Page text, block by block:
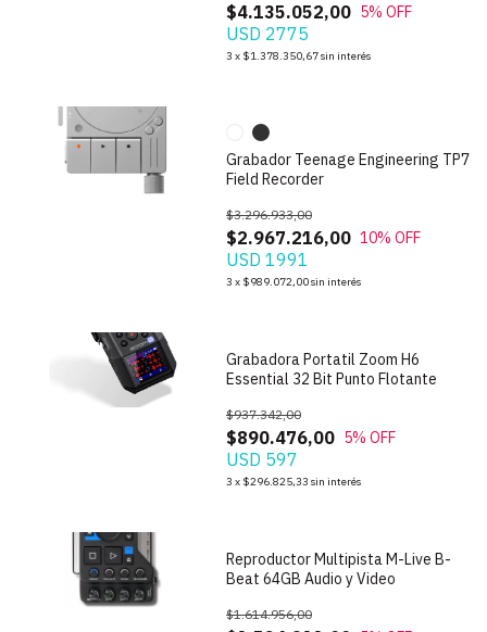
$4.135.052,00 5% OFF
USD 2775
3 x $1.378.350,67sin interés
Grabador Teenage Engineering TP7
Field Recorder
$2.967.216,00
$3.296.933,00
10% OFF
USD 1991
3 x $989.072,00sin interés
Grabadora Portatil Zoom H6
Essential 32 Bit Punto Flotante
$890.476,00
$937.342,00
5% OFF
USD 597
3 x $296.825,33 sin interés
Reproductor Multipista M-Live B-
Beat 64GB Audio y Video
$1.614.956,00